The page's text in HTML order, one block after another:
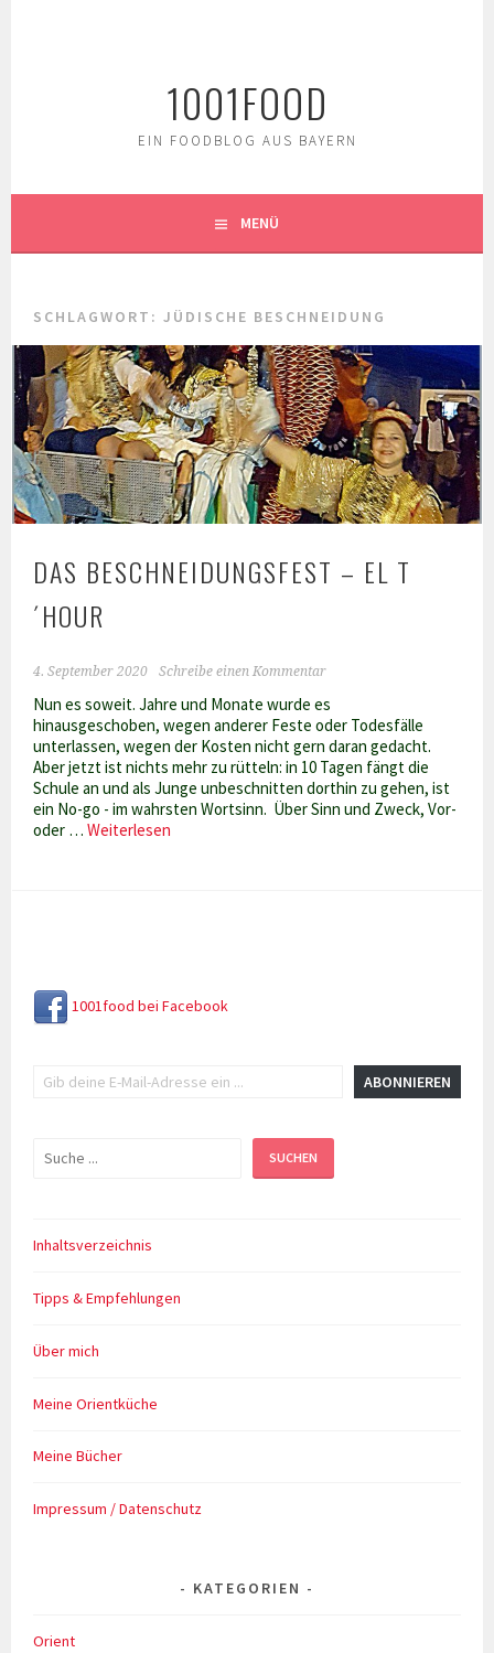
1001FOOD
EIN FOODBLOG AUS BAYERN
MENÜ
SCHLAGWORT:JÜDISCHE BESCHNEIDUNG
DAS BESCHNEIDUNGSFEST – EL T
´HOUR
4. September 2020 Schreibe einen Kommentar
Nun es soweit. Jahre und Monate wurde es
hinausgeschoben, wegen anderer Feste oder Todesfälle
unterlassen, wegen der Kosten nicht gern daran gedacht.
Aber jetzt ist nichts mehr zu rütteln: in 10 Tagen fängt die
Schule an und als Junge unbeschnitten dorthin zu gehen, ist
ein No-go - im wahrsten Wortsinn. Über Sinn und Zweck, Vor-
oder …Weiterlesen
1001food bei Facebook
ABONNIEREN
Suchen SUCHEN
Inhaltsverzeichnis
Tipps & Empfehlungen
Über mich
Meine Orientküche
Meine Bücher
Impressum / Datenschutz
KATEGORIEN
Orient